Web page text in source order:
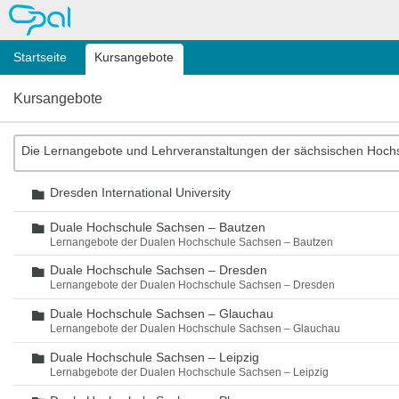
OPAL
Startseite Kursangebote
Kursangebote
Die Lernangebote und Lehrveranstaltungen der sächsischen
Ordner
Dresden International University
Ordner
Duale Hochschule Sachsen – Bautzen
Lernangebote der Dualen Hochschule Sachsen – Bautzen
Ordner
Duale Hochschule Sachsen – Dresden
Lernangebote der Dualen Hochschule Sachsen – Dresden
Ordner
Duale Hochschule Sachsen – Glauchau
Lernangebote der Dualen Hochschule Sachsen – Glauchau
Ordner
Duale Hochschule Sachsen – Leipzig
Lernabgebote der Dualen Hochschule Sachsen – Leipzig